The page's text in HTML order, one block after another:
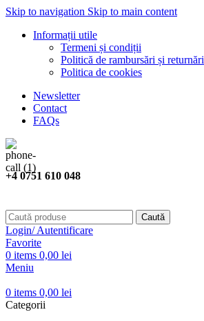
Skip to navigation Skip to main content
Informații utile
Termeni și condiții
Politică de rambursări și returnări
Politica de cookies
Newsletter
Contact
FAQs
+4 0751 610 048
Caută
Login/ Autentificare
Favorite
0 items 0,00 lei
Meniu
0 items 0,00 lei
Categorii